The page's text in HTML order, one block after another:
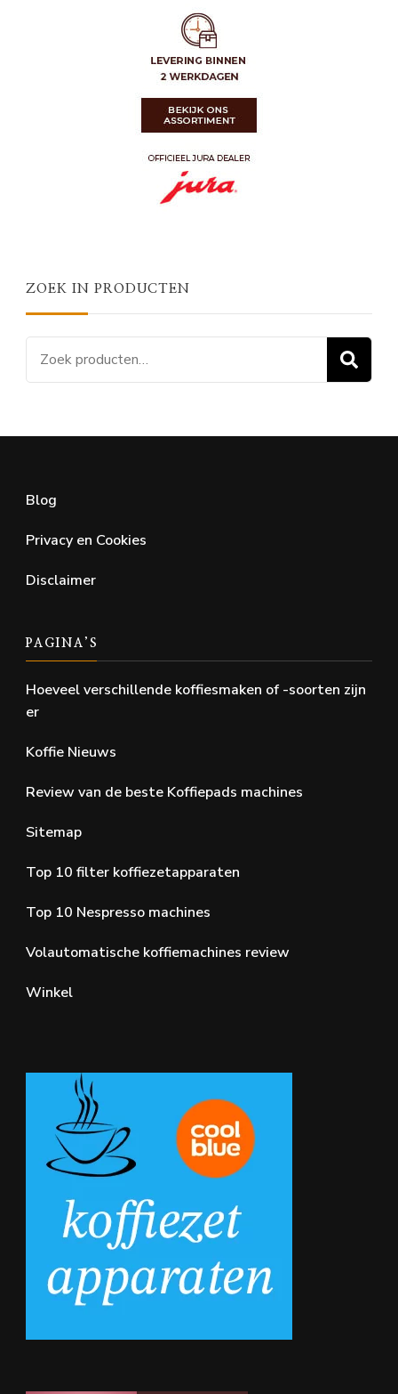
ZOEK IN PRODUCTEN
Zoeken
naar:
Blog
Privacy en Cookies
Disclaimer
PAGINA’S
Hoeveel verschillende koffiesmaken of -soorten zijn
er
Koffie Nieuws
Review van de beste Koffiepads machines
Sitemap
Top 10 filter koffiezetapparaten
Top 10 Nespresso machines
Volautomatische koffiemachines review
Winkel